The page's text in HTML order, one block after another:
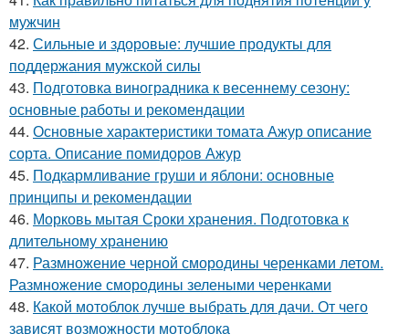
мужчин
42. Сильные и здоровые: лучшие продукты для
поддержания мужской силы
43. Подготовка виноградника к весеннему сезону:
основные работы и рекомендации
44. Основные характеристики томата Ажур описание
сорта. Описание помидоров Ажур
45. Подкармливание груши и яблони: основные
принципы и рекомендации
46. Морковь мытая Сроки хранения. Подготовка к
длительному хранению
47. Размножение черной смородины черенками летом.
Размножение смородины зелеными черенками
48. Какой мотоблок лучше выбрать для дачи. От чего
зависят возможности мотоблока